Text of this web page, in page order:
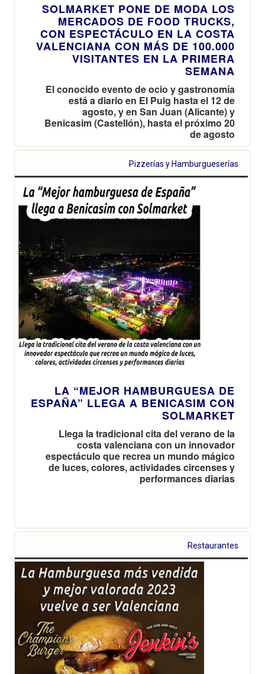
SOLMARKET PONE DE MODA LOS
MERCADOS DE FOOD TRUCKS,
CON ESPECTÁCULO EN LA COSTA
VALENCIANA CON MÁS DE 100.000
VISITANTES EN LA PRIMERA
SEMANA
El conocido evento de ocio y gastronomía
está a diario en El Puig hasta el 12 de
agosto, y en San Juan (Alicante) y
Benicasim (Castellón), hasta el próximo 20
de agosto
Pizzerías y Hamburgueserías
LA “MEJOR HAMBURGUESA DE
ESPAÑA” LLEGA A BENICASIM CON
SOLMARKET
Llega la tradicional cita del verano de la
costa valenciana con un innovador
espectáculo que recrea un mundo mágico
de luces, colores, actividades circenses y
performances diarias
Restaurantes